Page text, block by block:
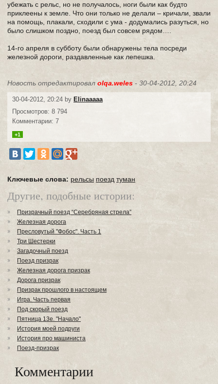
убежать с рельс, но не получалось, ноги были как будто
приклеены к земле. Что они только не делали – кричали, звали
на помощь, плакали, сходили с ума - додумались разуться, но
было слишком поздно, поезд был совсем рядом….
14-го апреля в субботу были обнаружены тела посреди
железной дороги, раздавленные как лепешка.
Новость отредактировал olqa.weles - 30-04-2012, 20:24
30-04-2012, 20:24 by Elinaaaaa
Просмотров: 8 794
Комментарии: 7
+1
Ключевые слова: рельсы поезд туман
Другие, подобные истории:
Призрачный поезд “Серебряная стрела”
Железная дорога
Пресловутый "Фобос". Часть 1
Три Шестерки
Загадочный поезд
Поезд призрак
Железная дорога призрак
Дорога призрак
Призрак прошлого в настоящем
Игра. Часть первая
Под скорый поезд
Пятница 13е. "Начало"
История моей подруги
История про машиниста
Поезд-призрак
Комментарии